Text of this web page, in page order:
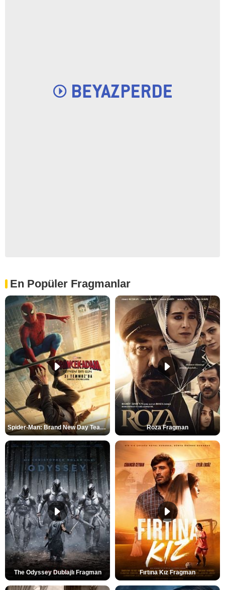
En Popüler Fragmanlar
Spider-Man: Brand New Day Teaser Roza Fragman
The Odyssey Dublajlı Fragman Fırtına Kız Fragman